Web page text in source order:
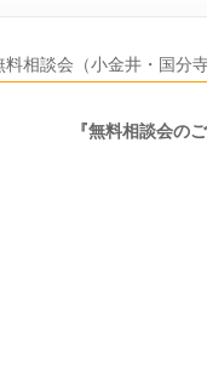
料相談会（小金井・国分
『無料相談会の